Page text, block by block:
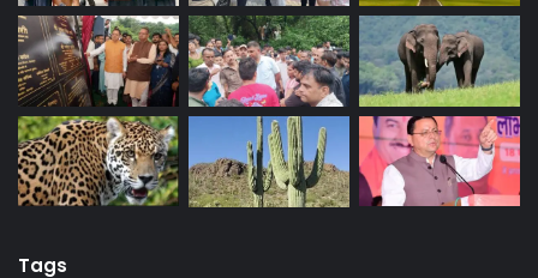
Tags